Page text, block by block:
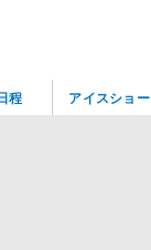
程 アイスショー